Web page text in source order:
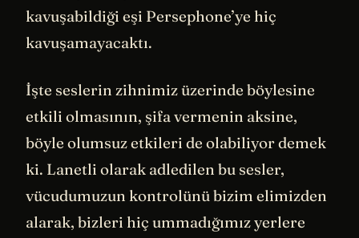
kavuşabildiği eşi Persephone’ye hiç
kavuşamayacaktı.
İşte seslerin zihnimiz üzerinde böylesine
etkili olmasının, şifa vermenin aksine,
böyle olumsuz etkileri de olabiliyor demek
ki. Lanetli olarak adledilen bu sesler,
vücudumuzun kontrolünü bizim elimizden
alarak, bizleri hiç ummadığımız yerlere